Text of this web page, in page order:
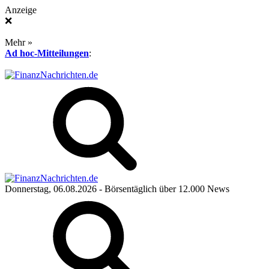
Anzeige
❌
Mehr »
Ad hoc-Mitteilungen:
Donnerstag, 06.08.2026 - Börsentäglich über 12.000 News